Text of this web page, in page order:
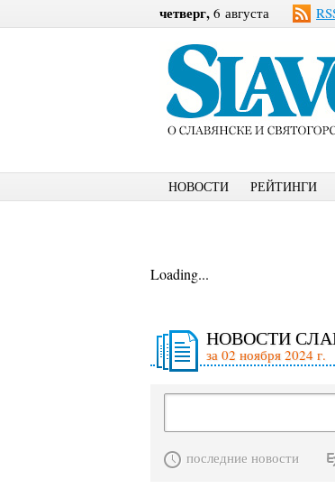
четверг, 6 августа
НОВОСТИ РЕЙТИНГИ
Loading...
НОВОСТИ
за 02 ноября 2024 г.
последние новости